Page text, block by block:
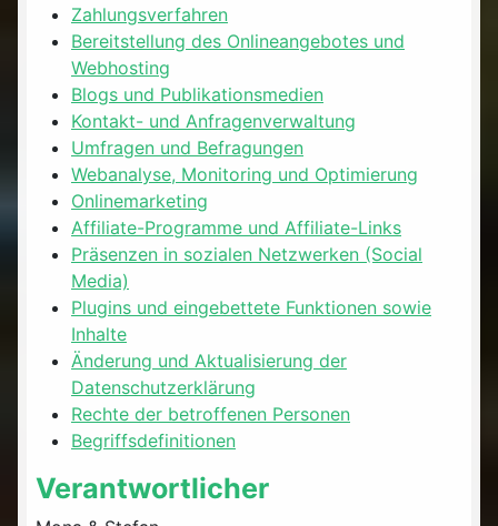
Zahlungsverfahren
Bereitstellung des Onlineangebotes und
Webhosting
Blogs und Publikationsmedien
Kontakt- und Anfragenverwaltung
Umfragen und Befragungen
Webanalyse, Monitoring und Optimierung
Onlinemarketing
Affiliate-Programme und Affiliate-Links
Präsenzen in sozialen Netzwerken (Social
Media)
Plugins und eingebettete Funktionen sowie
Inhalte
Änderung und Aktualisierung der
Datenschutzerklärung
Rechte der betroffenen Personen
Begriffsdefinitionen
Verantwortlicher